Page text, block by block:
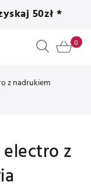
50zł *
z nadrukiem
z